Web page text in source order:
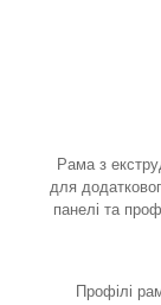
Рама з
для
панелі та
Профілі